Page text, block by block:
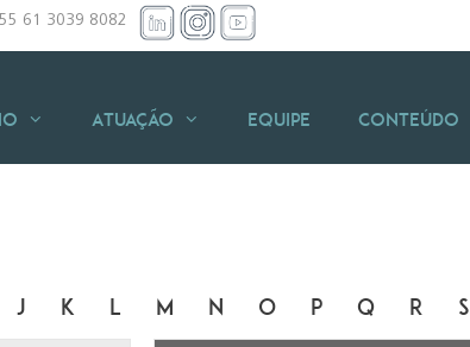
61 3039 8082
Atuação Equipe Conteúdo
J K L M N O P Q R S